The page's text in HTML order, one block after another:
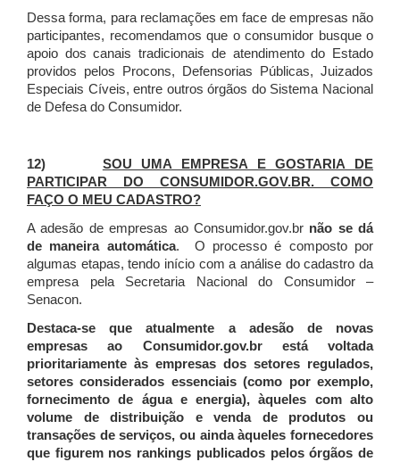
Dessa forma, para reclamações em face de empresas não
participantes, recomendamos que o consumidor busque o
apoio dos canais tradicionais de atendimento do Estado
providos pelos Procons, Defensorias Públicas, Juizados
Especiais Cíveis, entre outros órgãos do Sistema Nacional
de Defesa do Consumidor.
12) SOU UMA EMPRESA E GOSTARIA DE
PARTICIPAR DO CONSUMIDOR.GOV.BR. COMO
FAÇO O MEU CADASTRO?
A adesão de empresas ao Consumidor.gov.br não se dá
de maneira automática. O processo é composto por
algumas etapas, tendo início com a análise do cadastro da
empresa pela Secretaria Nacional do Consumidor –
Senacon.
Destaca-se que atualmente a adesão de novas
empresas ao Consumidor.gov.br está voltada
prioritariamente às empresas dos setores regulados,
setores considerados essenciais (como por exemplo,
fornecimento de água e energia), àqueles com alto
volume de distribuição e venda de produtos ou
transações de serviços, ou ainda àqueles fornecedores
que figurem nos rankings publicados pelos órgãos de